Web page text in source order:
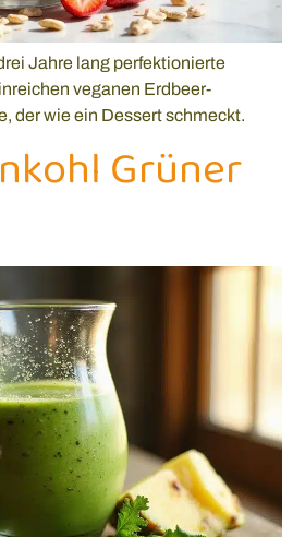
Jahre lang perfektionierte
veganen Erdbeer-
der wie ein Dessert schmeckt.
Grüner